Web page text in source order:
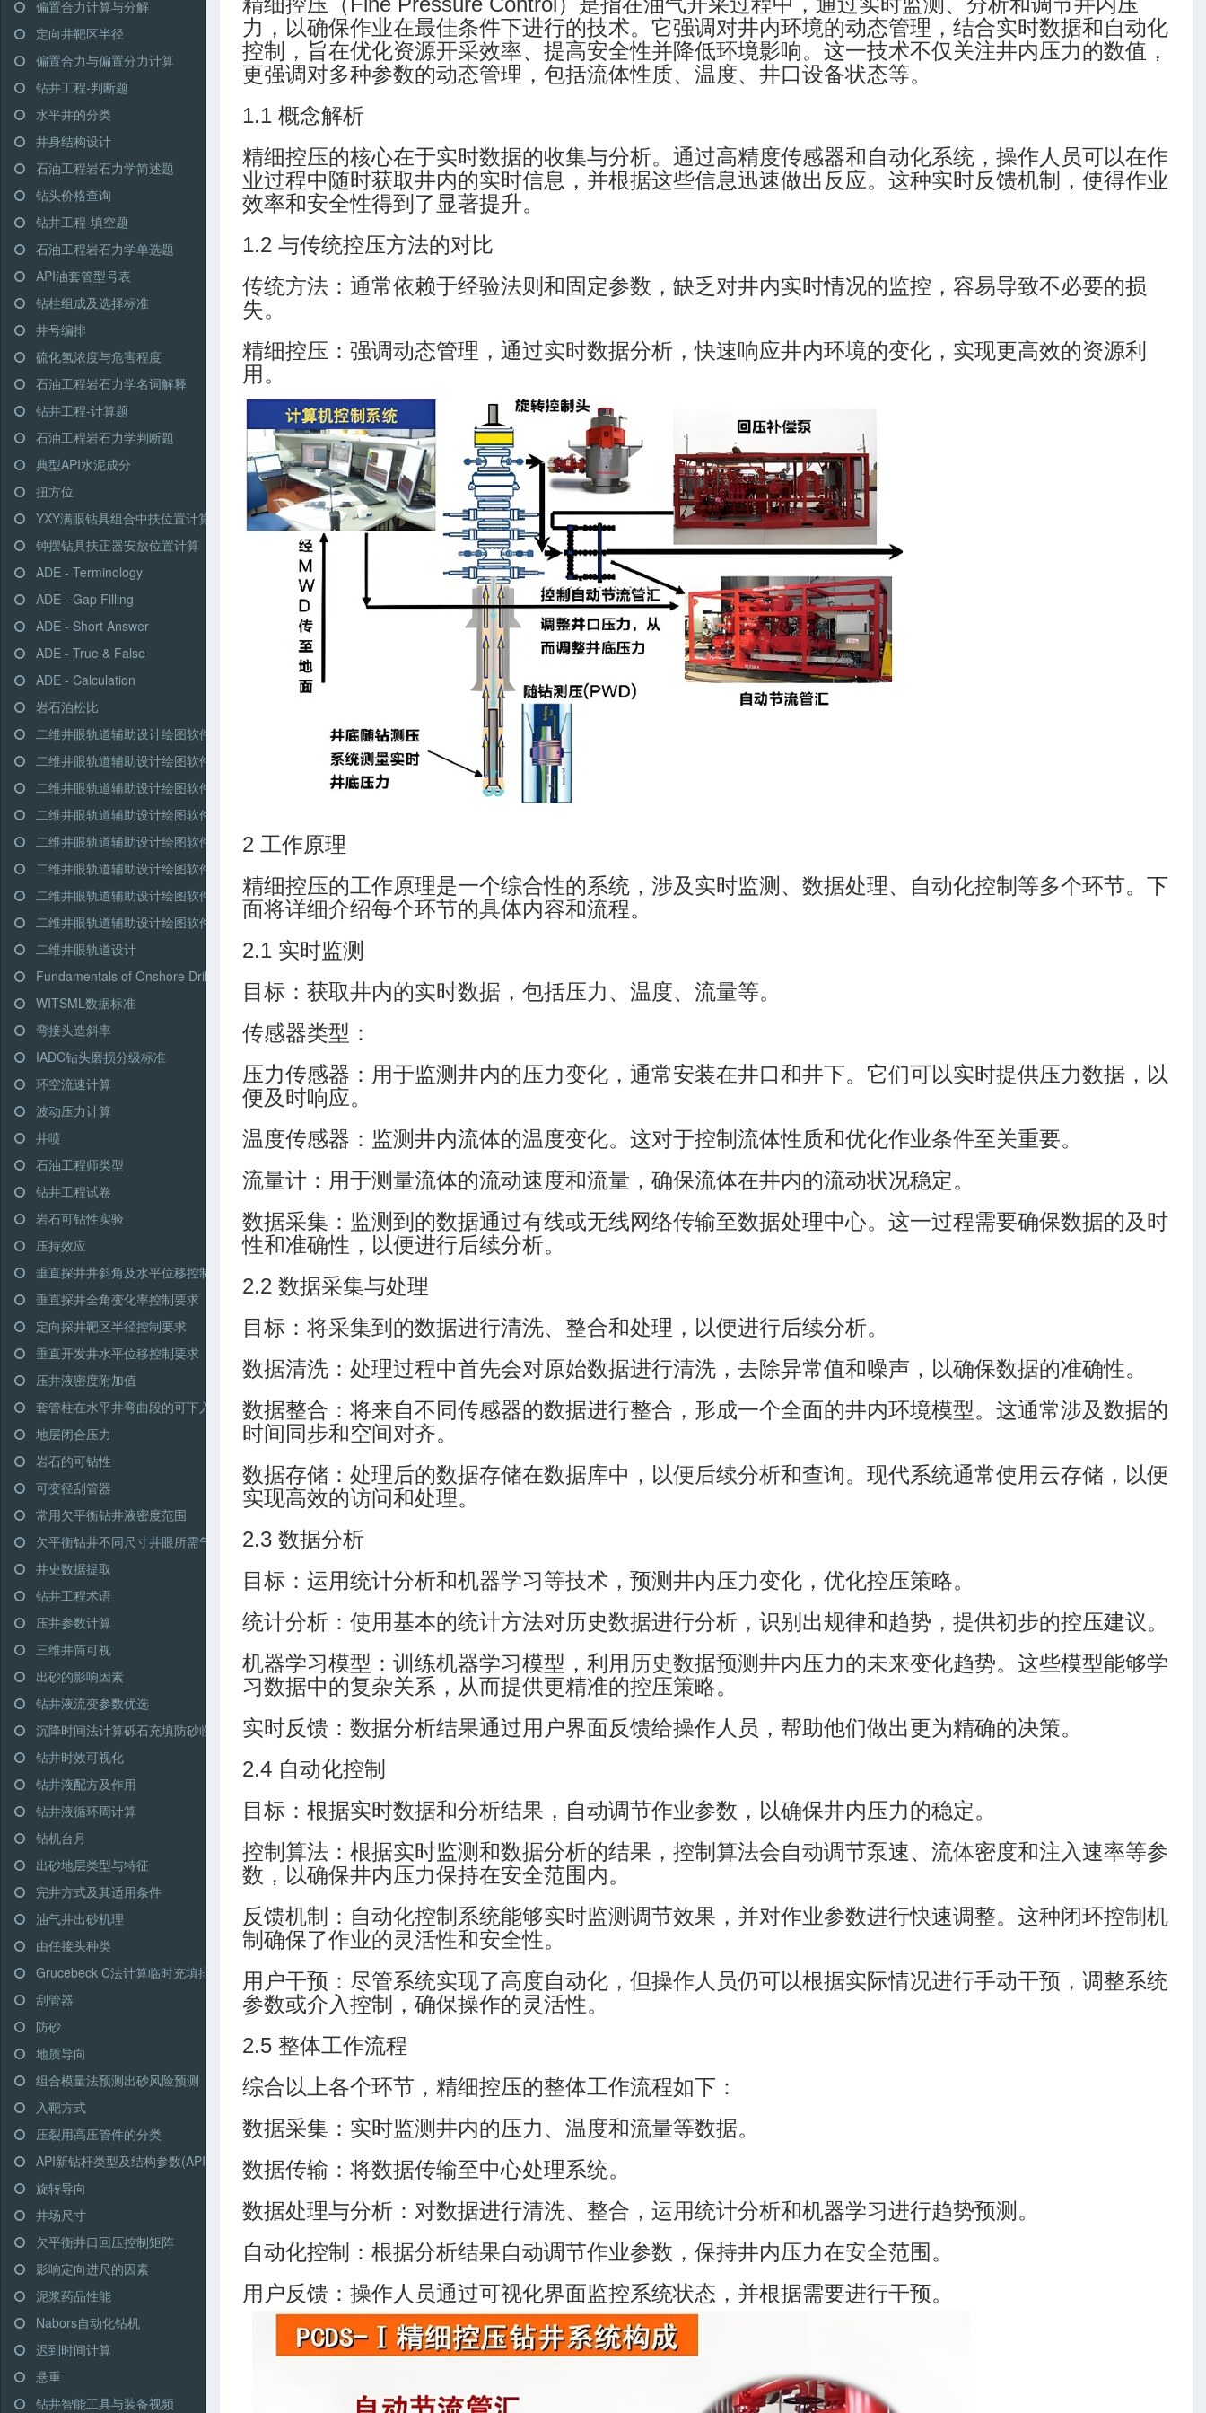
偏置合力计算与分解
定向井靶区半径
偏置合力与偏置分力计算
钻井工程-判断题
水平井的分类
井身结构设计
石油工程岩石力学简述题
钻头价格查询
钻井工程-填空题
石油工程岩石力学单选题
API油套管型号表
钻柱组成及选择标准
井号编排
硫化氢浓度与危害程度
石油工程岩石力学名词解释
钻井工程-计算题
石油工程岩石力学判断题
典型API水泥成分
扭方位
YXY满眼钻具组合中扶位置计算
钟摆钻具扶正器安放位置计算
ADE - Terminology
ADE - Gap Filling
ADE - Short Answer
ADE - True & False
ADE - Calculation
岩石泊松比
二维井眼轨道辅助设计绘图软件-高级模式-三段式
二维井眼轨道辅助设计绘图软件-高级模式-多靶三段式
二维井眼轨道辅助设计绘图软件-高级模式-五段式
二维井眼轨道辅助设计绘图软件-高级模式-双增式
二维井眼轨道辅助设计绘图软件-简单模式-三段式
二维井眼轨道辅助设计绘图软件-简单模式-多靶三段式
二维井眼轨道辅助设计绘图软件-简单模式-五段式
二维井眼轨道辅助设计绘图软件-简单模式-双增式
二维井眼轨道设计
Fundamentals of Onshore Driling (Martin Klempa)
WITSML数据标准
弯接头造斜率
IADC钻头磨损分级标准
环空流速计算
波动压力计算
井喷
石油工程师类型
钻井工程试卷
岩石可钻性实验
压持效应
垂直探井井斜角及水平位移控制范围
垂直探井全角变化率控制要求
定向探井靶区半径控制要求
垂直开发井水平位移控制要求
压井液密度附加值
套管柱在水平井弯曲段的可下入性
地层闭合压力
岩石的可钻性
可变径刮管器
常用欠平衡钻井液密度范围
欠平衡钻井不同尺寸井眼所需气量推荐
井史数据提取
钻井工程术语
压井参数计算
三维井筒可视
出砂的影响因素
钻井液流变参数优选
沉降时间法计算砾石充填防砂临界充填排量
钻井时效可视化
钻井液配方及作用
钻井液循环周计算
钻机台月
出砂地层类型与特征
完井方式及其适用条件
油气井出砂机理
由任接头种类
Grucebeck C法计算临时充填排量
刮管器
防砂
地质导向
组合模量法预测出砂风险预测
入靶方式
压裂用高压管件的分类
API新钻杆类型及结构参数(API RP 7G)
旋转导向
井场尺寸
欠平衡井口回压控制矩阵
影响定向进尺的因素
泥浆药品性能
Nabors自动化钻机
迟到时间计算
悬重
钻井智能工具与装备视频
力，以确保作业在最佳条件下进行的技术。它强调对井内环境的动态管理，结合实时数据和自动化
控制，旨在优化资源开采效率、提高安全性并降低环境影响。这一技术不仅关注井内压力的数值，
更强调对多种参数的动态管理，包括流体性质、温度、井口设备状态等。
1.1 概念解析
精细控压的核心在于实时数据的收集与分析。通过高精度传感器和自动化系统，操作人员可以在作
业过程中随时获取井内的实时信息，并根据这些信息迅速做出反应。这种实时反馈机制，使得作业
效率和安全性得到了显著提升。
1.2 与传统控压方法的对比
传统方法：通常依赖于经验法则和固定参数，缺乏对井内实时情况的监控，容易导致不必要的损
失。
精细控压：强调动态管理，通过实时数据分析，快速响应井内环境的变化，实现更高效的资源利
用。
2 工作原理
精细控压的工作原理是一个综合性的系统，涉及实时监测、数据处理、自动化控制等多个环节。下
面将详细介绍每个环节的具体内容和流程。
2.1 实时监测
目标：获取井内的实时数据，包括压力、温度、流量等。
传感器类型：
压力传感器：用于监测井内的压力变化，通常安装在井口和井下。它们可以实时提供压力数据，以
便及时响应。
温度传感器：监测井内流体的温度变化。这对于控制流体性质和优化作业条件至关重要。
流量计：用于测量流体的流动速度和流量，确保流体在井内的流动状况稳定。
数据采集：监测到的数据通过有线或无线网络传输至数据处理中心。这一过程需要确保数据的及时
性和准确性，以便进行后续分析。
2.2 数据采集与处理
目标：将采集到的数据进行清洗、整合和处理，以便进行后续分析。
数据清洗：处理过程中首先会对原始数据进行清洗，去除异常值和噪声，以确保数据的准确性。
数据整合：将来自不同传感器的数据进行整合，形成一个全面的井内环境模型。这通常涉及数据的
时间同步和空间对齐。
数据存储：处理后的数据存储在数据库中，以便后续分析和查询。现代系统通常使用云存储，以便
实现高效的访问和处理。
2.3 数据分析
目标：运用统计分析和机器学习等技术，预测井内压力变化，优化控压策略。
统计分析：使用基本的统计方法对历史数据进行分析，识别出规律和趋势，提供初步的控压建议。
机器学习模型：训练机器学习模型，利用历史数据预测井内压力的未来变化趋势。这些模型能够学
习数据中的复杂关系，从而提供更精准的控压策略。
实时反馈：数据分析结果通过用户界面反馈给操作人员，帮助他们做出更为精确的决策。
2.4 自动化控制
目标：根据实时数据和分析结果，自动调节作业参数，以确保井内压力的稳定。
控制算法：根据实时监测和数据分析的结果，控制算法会自动调节泵速、流体密度和注入速率等参
数，以确保井内压力保持在安全范围内。
反馈机制：自动化控制系统能够实时监测调节效果，并对作业参数进行快速调整。这种闭环控制机
制确保了作业的灵活性和安全性。
用户干预：尽管系统实现了高度自动化，但操作人员仍可以根据实际情况进行手动干预，调整系统
参数或介入控制，确保操作的灵活性。
2.5 整体工作流程
综合以上各个环节，精细控压的整体工作流程如下：
数据采集：实时监测井内的压力、温度和流量等数据。
数据传输：将数据传输至中心处理系统。
数据处理与分析：对数据进行清洗、整合，运用统计分析和机器学习进行趋势预测。
自动化控制：根据分析结果自动调节作业参数，保持井内压力在安全范围。
用户反馈：操作人员通过可视化界面监控系统状态，并根据需要进行干预。